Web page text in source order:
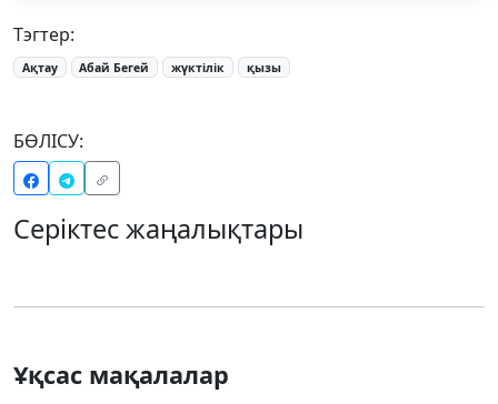
Тэгтер:
Ақтау Абай Бегей жүктілік қызы
БӨЛІСУ:
Серіктес жаңалықтары
Ұқсас мақалалар